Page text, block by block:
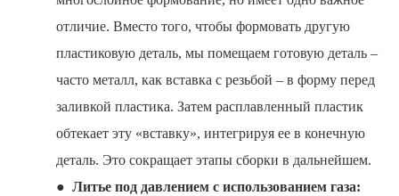
отличие. Вместо того, чтобы формовать другую
пластиковую деталь, мы помещаем готовую деталь –
часто металл, как вставка с резьбой – в форму перед
заливкой пластика. Затем расплавленный пластик
обтекает эту «вставку», интегрируя ее в конечную
деталь. Это сокращает этапы сборки в дальнейшем.
● Литье под давлением с использованием газа: